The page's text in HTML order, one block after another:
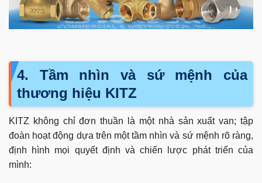
4. Tầm nhìn và sứ mệnh của
thương hiệu KITZ
KITZ không chỉ đơn thuần là một nhà sản xuất van; tập
đoàn hoạt động dựa trên một tầm nhìn và sứ mệnh rõ ràng,
định hình mọi quyết định và chiến lược phát triển của
mình: